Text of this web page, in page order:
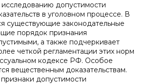
исследованию допустимости
в уголовном процессе. В
существующие законодательные
порядок признания
а также подчеркивает
четкой регламентации этих норм
кодексе РФ. Особое
вещественным доказательствам.
допустимости